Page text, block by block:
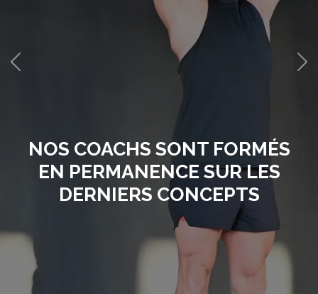
DÉCOUVREZ NOS COURS
COLLECTIFS LESMILLS